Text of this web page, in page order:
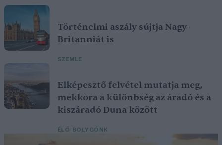
Történelmi aszály sújtja Nagy-
Britanniát is
SZEMLE
Elképesztő felvétel mutatja meg,
mekkora a különbség az áradó és a
kiszáradó Duna között
ÉLŐ BOLYGÓNK